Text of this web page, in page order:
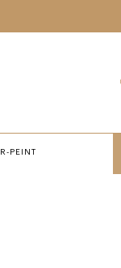
PEINT